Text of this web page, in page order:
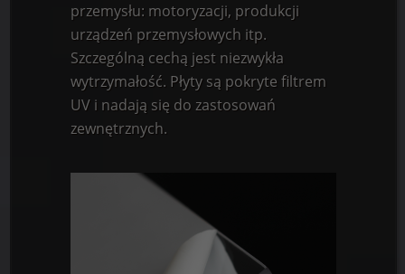
przemysłu: motoryzacji, produkcji
urządzeń przemysłowych itp.
Szczególną cechą jest niezwykła
wytrzymałość. Płyty są pokryte filtrem
UV i nadają się do zastosowań
zewnętrznych.